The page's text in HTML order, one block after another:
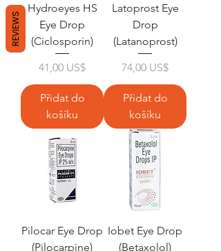
Hydroeyes HS
Eye Drop
(Ciclosporin)
Cena
41,00 US$
Přidat do
košíku
Latoprost Eye
Drop
(Latanoprost)
Cena
74,00 US$
Přidat do
košíku
Pilocar Eye Drop
(Pilocarpine)
Iobet Eye Drop
(Betaxolol)
REVIEWS